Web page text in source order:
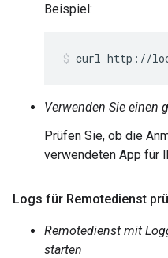
Beispiel:
curl http://
Verwenden Sie einen
Prüfen Sie, ob die
verwendeten App für
Logs für Remotedienst
Remotedienst mit
starten